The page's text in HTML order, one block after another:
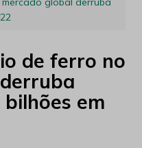
de ferro no
bilhões em